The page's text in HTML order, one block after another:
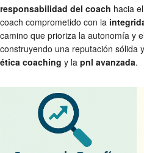
responsabilidad del coach hacia
coach comprometido con la
camino que prioriza la autonomía y
construyendo una reputación sólida
ética coaching y la pnl avanzada.